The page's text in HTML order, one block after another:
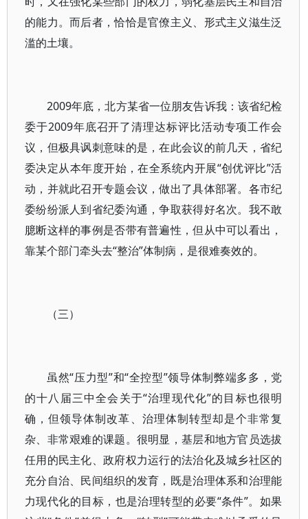
的能力。而后者，恰恰是官僚主义、形式主义滋生泛
滥的土壤。
2009年底，北方某省一位朋友告诉我：该省纪检
委于2009年底召开了清理达标评比活动专项工作会
议，但极具讽刺意味的是，在此会议的前几天，省纪
委决定从本年度开始，在全系统内开展“创优评比”活
动，并就此召开专题会议，做出了具体部署。各市纪
委纷纷派人到省纪委沟通，争取获得好名次。我不敢
臆断这样的事例是否带有普遍性，但从中可以看出，
靠某个部门牵头去“整治”体制病，是很难奏效的。
（三）
虽然“压力型”和“全控型”领导体制弊端多多，党
的十八届三中全会关于“治理现代化”的目标也很明
确，但领导体制改革、治理体制转型却是个非常复
杂、非常艰难的课题。很明显，基层和地方官员选拔
任用的民主化、政府权力运行的法治化及城乡社区的
充分自治、民间组织的发育，既是治理体系和治理能
力现代化的目标，也是治理转型的必要“条件”。如果